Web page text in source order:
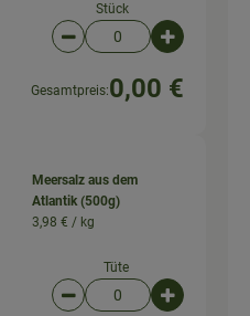
Stück
Artikelanzahl
Gesamtpreis:0,00 €
Meersalz aus dem
Atlantik (500g)
3,98 € / kg
Tüte
Artikelanzahl